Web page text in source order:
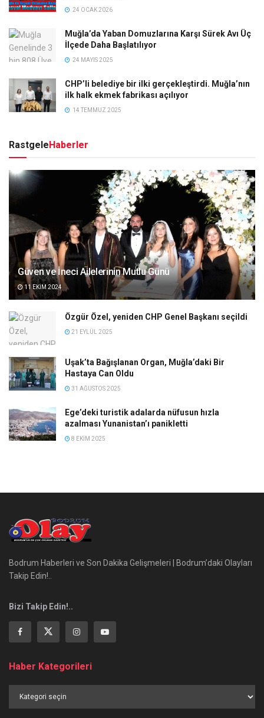
24 OCAK 2026
Muğla’da Yaban Domuzlarına Karşı Sürek Avı Üç
İlçede Daha Başlatılıyor
24 MAYIS 2025
CHP’li belediye bir ilki gerçekleştirdi. Muğla’nın
ilk halk ekmek fabrikası açılıyor
14 TEMMUZ 2025
RastgeleHaberler
Güven ve İneci Ailelerinin Mutlu Günü
11 EKIM 2024
Özgür Özel, yeniden CHP Genel Başkanı seçildi
21 EYLÜL 2025
Uşak’ta Bağışlanan Organ, Muğla’daki Bir
Hastaya Can Oldu
31 AĞUSTOS 2025
Ege’deki turistik adalarda nüfusun hızla
azalması Yunanistan’ı panikletti
8 EKIM 2025
Bodrum Haberleri ve Son Dakika Gelişmeleri | Bodrum’daki Olayları
Takip Edin!..
Bizi Takip Edin!..
Haber Kategorileri
Kategorileri